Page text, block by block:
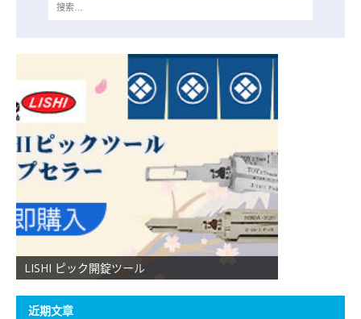
LISHI ピック開錠ツール
近期文章